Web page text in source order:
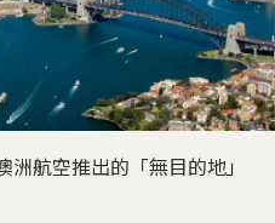
航空推出的「無目的地」